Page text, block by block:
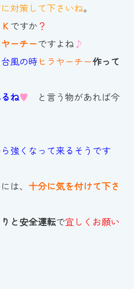
対策して下さいね。
ですか？
ーチーですよね ♪
台風の時ヒラヤーチー作って
ね♥ と言う物があれば今
強くなって来るそうです
は、 十分に気を付けて下さ
と安全運転で宜しくお願い